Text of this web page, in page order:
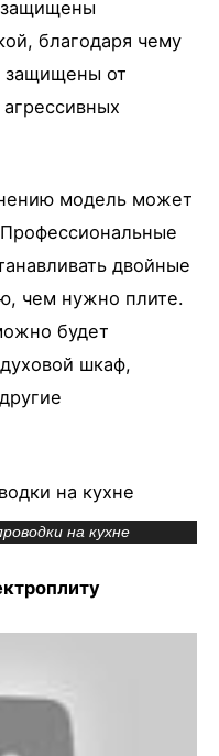
защищены
благодаря чему
защищены от
модель может
двойные
чем нужно плите.
будет
шкаф,
на кухне